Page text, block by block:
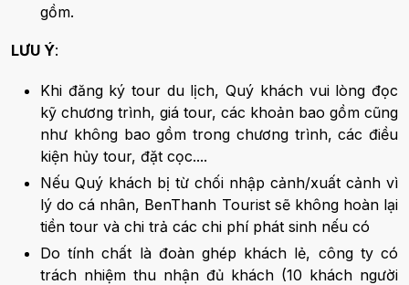
gồm.
LƯU Ý:
Khi đăng ký tour du lịch, Quý khách vui lòng đọc
kỹ chương trình, giá tour, các khoản bao gồm cũng
như không bao gồm trong chương trình, các điều
kiện hủy tour, đặt cọc....
Nếu Quý khách bị từ chối nhập cảnh/xuất cảnh vì
lý do cá nhân, BenThanh Tourist sẽ không hoàn lại
tiền tour và chi trả các chi phí phát sinh nếu có
Do tính chất là đoàn ghép khách lẻ, công ty có
trách nhiệm thu nhận đủ khách (10 khách người